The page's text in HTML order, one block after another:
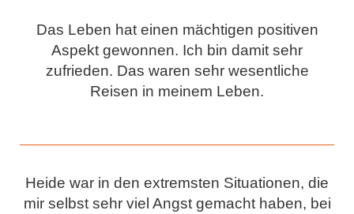
Das Leben hat einen mächtigen positiven
Aspekt gewonnen. Ich bin damit sehr
zufrieden. Das waren sehr wesentliche
Reisen in meinem Leben.
Heide war in den extremsten Situationen, die
mir selbst sehr viel Angst gemacht haben, bei